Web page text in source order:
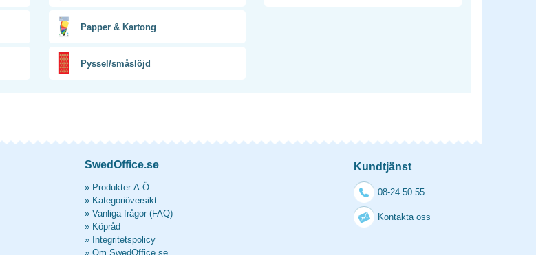
Papper & Kartong
Pyssel/småslöjd
SwedOffice.se
» Produkter A-Ö
» Kategoriöversikt
» Vanliga frågor (FAQ)
» Köpråd
» Integritetspolicy
» Om SwedOffice.se
Kundtjänst
08-24 50 55
Kontakta oss